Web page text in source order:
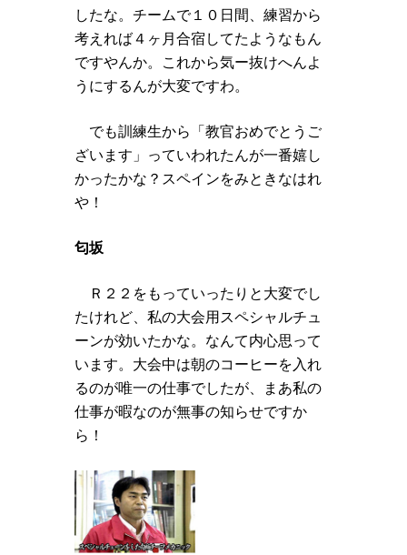
したな。チームで１０日間、練習から
考えれば４ヶ月合宿してたようなもん
ですやんか。これから気ー抜けへんよ
うにするんが大変ですわ。
でも訓練生から「教官おめでとうご
ざいます」っていわれたんが一番嬉し
かったかな？スペインをみときなはれ
や！
匂坂
Ｒ２２をもっていったりと大変でし
たけれど、私の大会用スペシャルチュ
ーンが効いたかな。なんて内心思って
います。大会中は朝のコーヒーを入れ
るのが唯一の仕事でしたが、まあ私の
仕事が暇なのが無事の知らせですか
ら！